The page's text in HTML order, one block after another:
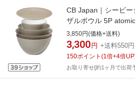
CB Japan｜シービ
ザルボウル 5P
3,850円(価格+送料)
3,300 円 +送料550円
150ポイント (1倍+4倍
お取り寄せ[約1ヶ月で出荷